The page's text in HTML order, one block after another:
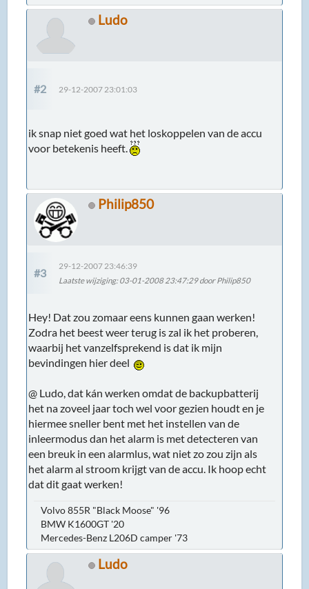
Ludo
#2 29-12-2007 23:01:03
ik snap niet goed wat het loskoppelen van de accu
voor betekenis heeft.
Philip850
#3
29-12-2007 23:46:39
Laatste wijziging: 03-01-2008 23:47:29 door Philip850
Hey! Dat zou zomaar eens kunnen gaan werken!
Zodra het beest weer terug is zal ik het proberen,
waarbij het vanzelfsprekend is dat ik mijn
bevindingen hier deel
@ Ludo, dat kán werken omdat de backupbatterij
het na zoveel jaar toch wel voor gezien houdt en je
hiermee sneller bent met het instellen van de
inleermodus dan het alarm is met detecteren van
een breuk in een alarmlus, wat niet zo zou zijn als
het alarm al stroom krijgt van de accu. Ik hoop echt
dat dit gaat werken!
Volvo 855R "Black Moose" '96
BMW K1600GT '20
Mercedes-Benz L206D camper '73
Ludo